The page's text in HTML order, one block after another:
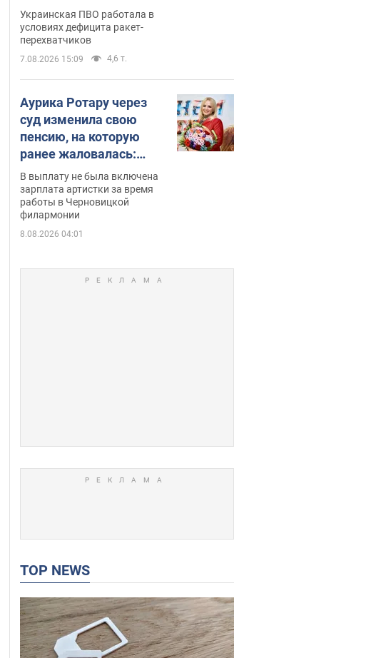
июле: в Минобороны
назвали цифру
Украинская ПВО работала в
условиях дефицита ракет-
перехватчиков
7.08.2026 15:09 4,6 т.
Аурика Ротару через
суд изменила свою
пенсию, на которую
ранее жаловалась:
сколько получала
певица
В выплату не была включена
зарплата артистки за время
работы в Черновицкой
филармонии
8.08.2026 04:01
TOP NEWS